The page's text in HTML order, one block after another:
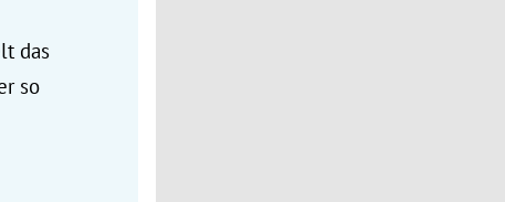
das
so